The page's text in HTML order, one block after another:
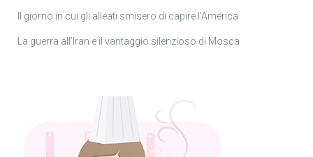
Il giorno in cui gli alleati smisero di capire l’America
La guerra all’Iran e il vantaggio silenzioso di Mosca